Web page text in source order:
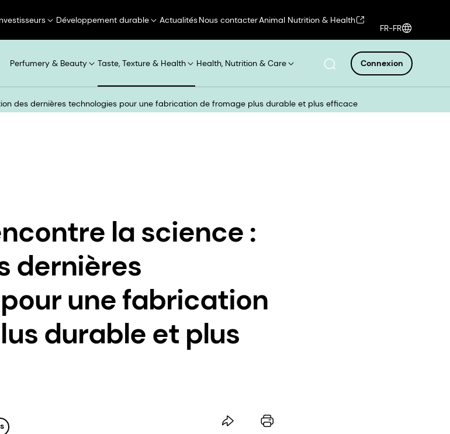
Développement durable ActualitésNous contacterAnimal Nutrition & Health
FR-FR
Perfumery & Beauty Taste, Texture & Health Health, Nutrition & Care Connexion
des dernières technologies pour une fabrication de fromage plus durable et plus efficace
la science :
dernières
une fabrication
durable et plus